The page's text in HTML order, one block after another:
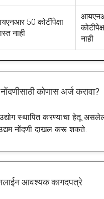
50 कोटींपेक्षा
नाही
नाही
कोणास अर्ज करावा?
स्थापित करण्याचा हेतू
नोंदणी दाखल करू शकते.
आवश्यक कागदपत्रे